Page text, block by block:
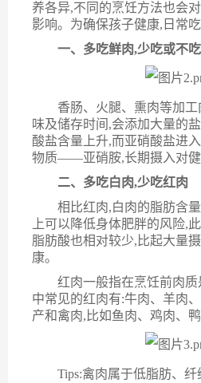
养各异,不同的烹饪方法也会
影响。为确保孩子健康,日常
一、多吃鲜肉,少吃或不吃
香肠、火腿、熏肉等加工
味及储存时间,会添加大量的
酸盐含量上升,而亚硝酸盐进
物质——亚硝胺,长期摄入对
二、 多吃白肉,少吃红肉
相比红肉,白肉的脂肪含
上可以降低身体肥胖的风险,
脂肪酸也相对较少,比起大量
康。
红肉一般指在烹饪前肉
中常见的红肉有:牛肉、羊肉
产和禽肉,比如鱼肉、鸡肉、
Tips:禽肉属于低脂肪、